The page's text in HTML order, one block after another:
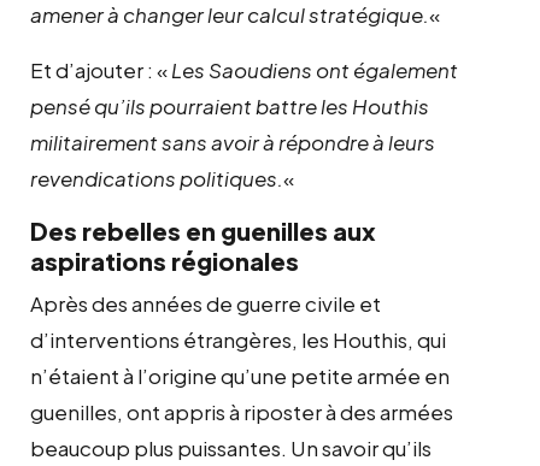
amener à changer leur calcul stratégique.«
Et d’ajouter : «Les Saoudiens ont également
pensé qu’ils pourraient battre les Houthis
militairement sans avoir à répondre à leurs
revendications politiques.«
Des rebelles en guenilles aux
aspirations régionales
Après des années de guerre civile et
d’interventions étrangères, les Houthis, qui
n’étaient à l’origine qu’une petite armée en
guenilles, ont appris à riposter à des armées
beaucoup plus puissantes. Un savoir qu’ils